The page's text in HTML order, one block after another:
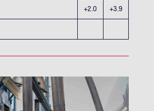
+2.0 +3.9